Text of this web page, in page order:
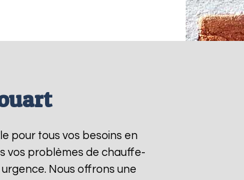
pour tous vos besoins en
vos problèmes de chauffe-
Nous offrons une